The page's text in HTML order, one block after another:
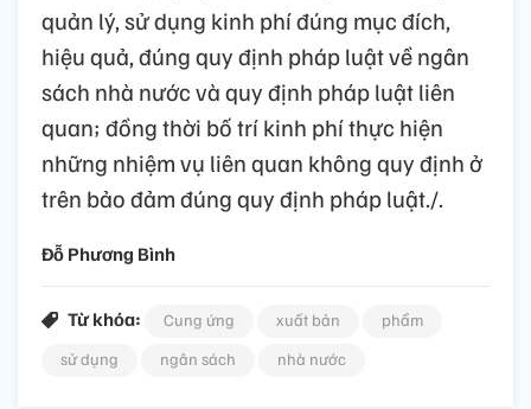
quản lý, sử dụng kinh phí đúng mục đích,
hiệu quả, đúng quy định pháp luật về ngân
sách nhà nước và quy định pháp luật liên
quan; đồng thời bố trí kinh phí thực hiện
những nhiệm vụ liên quan không quy định ở
trên bảo đảm đúng quy định pháp luật./.
Đỗ Phương Bình
Từ khóa: Cung ứng xuất bản
phẩm
sử dụng
ngân sách nhà nước